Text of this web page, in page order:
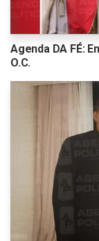
Agenda DA FÉ:
O.C.